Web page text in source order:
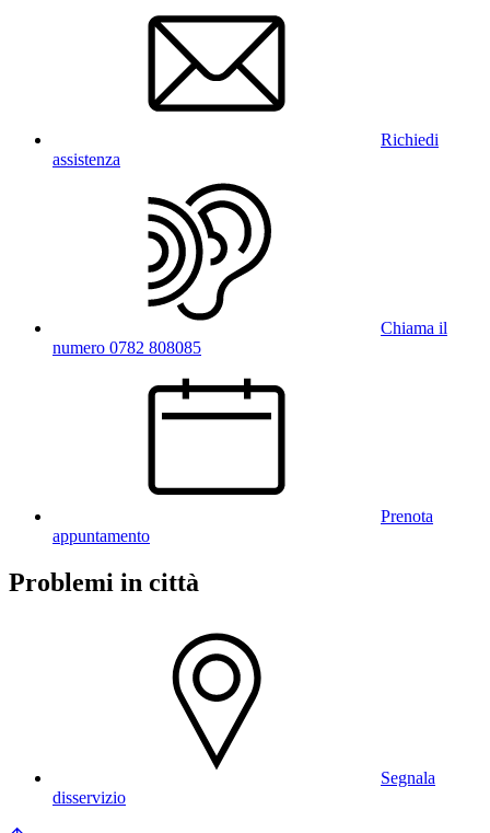
Richiedi
assistenza
Chiama il
numero 0782 808085
Prenota
appuntamento
Problemi in città
Segnala
disservizio